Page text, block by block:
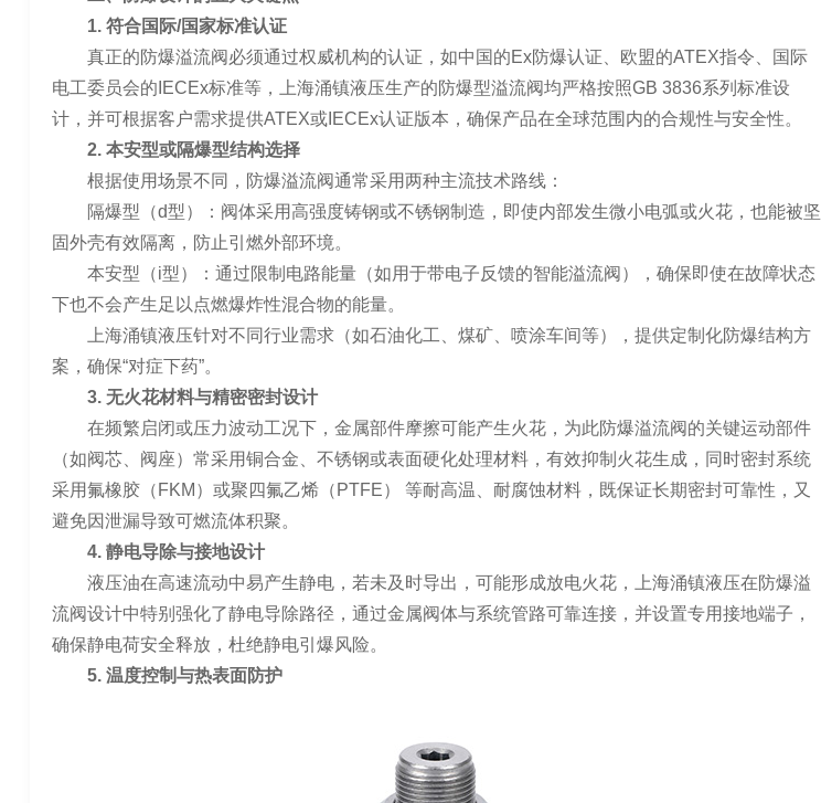
1. 符合国际/国家标准认证
真正的防爆溢流阀必须通过权威机构的认证，如中国的Ex防爆认证、欧盟的ATEX指令、国际
电工委员会的IECEx标准等，上海涌镇液压生产的防爆型溢流阀均严格按照GB 3836系列标准设
计，并可根据客户需求提供ATEX或IECEx认证版本，确保产品在全球范围内的合规性与安全性。
2. 本安型或隔爆型结构选择
根据使用场景不同，防爆溢流阀通常采用两种主流技术路线：
隔爆型（d型）：阀体采用高强度铸钢或不锈钢制造，即使内部发生微小电弧或火花，也能被坚
固外壳有效隔离，防止引燃外部环境。
本安型（i型）：通过限制电路能量（如用于带电子反馈的智能溢流阀），确保即使在故障状态
下也不会产生足以点燃爆炸性混合物的能量。
上海涌镇液压针对不同行业需求（如石油化工、煤矿、喷涂车间等），提供定制化防爆结构方
案，确保“对症下药”。
3. 无火花材料与精密密封设计
在频繁启闭或压力波动工况下，金属部件摩擦可能产生火花，为此防爆溢流阀的关键运动部件
（如阀芯、阀座）常采用铜合金、不锈钢或表面硬化处理材料，有效抑制火花生成，同时密封系统
采用氟橡胶（FKM）或聚四氟乙烯（PTFE） 等耐高温、耐腐蚀材料，既保证长期密封可靠性，又
避免因泄漏导致可燃流体积聚。
4. 静电导除与接地设计
液压油在高速流动中易产生静电，若未及时导出，可能形成放电火花，上海涌镇液压在防爆溢
流阀设计中特别强化了静电导除路径，通过金属阀体与系统管路可靠连接，并设置专用接地端子，
确保静电荷安全释放，杜绝静电引爆风险。
5. 温度控制与热表面防护